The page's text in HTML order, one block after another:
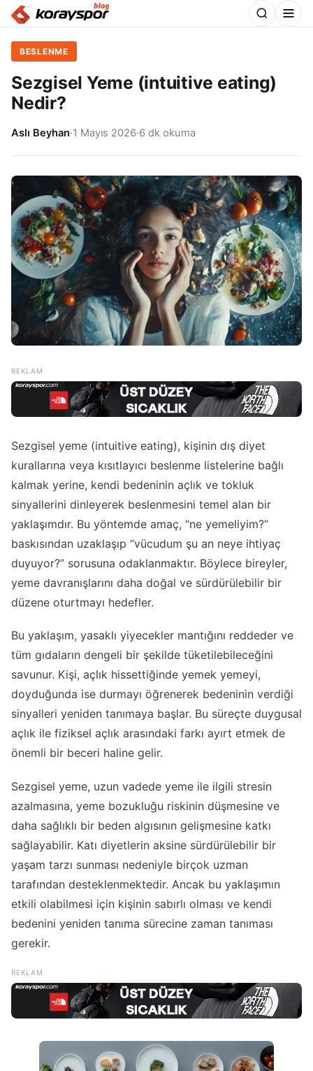
BESLENME
Sezgisel Yeme (intuitive eating)
Nedir?
Aslı Beyhan·1 Mayıs 2026·6 dk okuma
Sezgisel yeme (intuitive eating), kişinin dış diyet
kurallarına veya kısıtlayıcı beslenme listelerine bağlı
kalmak yerine, kendi bedeninin açlık ve tokluk
sinyallerini dinleyerek beslenmesini temel alan bir
yaklaşımdır. Bu yöntemde amaç, “ne yemeliyim?”
baskısından uzaklaşıp “vücudum şu an neye ihtiyaç
duyuyor?” sorusuna odaklanmaktır. Böylece bireyler,
yeme davranışlarını daha doğal ve sürdürülebilir bir
düzene oturtmayı hedefler.
Bu yaklaşım, yasaklı yiyecekler mantığını reddeder ve
tüm gıdaların dengeli bir şekilde tüketilebileceğini
savunur. Kişi, açlık hissettiğinde yemek yemeyi,
doyduğunda ise durmayı öğrenerek bedeninin verdiği
sinyalleri yeniden tanımaya başlar. Bu süreçte duygusal
açlık ile fiziksel açlık arasındaki farkı ayırt etmek de
önemli bir beceri haline gelir.
Sezgisel yeme, uzun vadede yeme ile ilgili stresin
azalmasına, yeme bozukluğu riskinin düşmesine ve
daha sağlıklı bir beden algısının gelişmesine katkı
sağlayabilir. Katı diyetlerin aksine sürdürülebilir bir
yaşam tarzı sunması nedeniyle birçok uzman
tarafından desteklenmektedir. Ancak bu yaklaşımın
etkili olabilmesi için kişinin sabırlı olması ve kendi
bedenini yeniden tanıma sürecine zaman tanıması
gerekir.